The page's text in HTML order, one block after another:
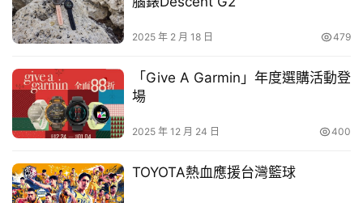
C
A
每天都要可愛出門！穿搭配件「零錢包」、「花朵鑰匙圈吊
飾」讓你把可愛一路帶著走
自由，輕鬆出遊的「
飲料提袋」，讓你一次擁有花花、泡泡
及毛毛全員款，粉色氛圍滿點，提著走到哪都方便！快把多
2025 年 2 月 18 日 479
「Give A Garmin」年度選購活動登
場
2025 年 12 月 24 日 400
TOYOTA熱血應援台灣籃球